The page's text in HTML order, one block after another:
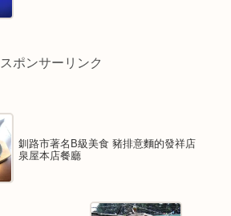
スポンサーリンク
釧路市著名B級美食 豬排意麵的發祥店
泉屋本店餐廳